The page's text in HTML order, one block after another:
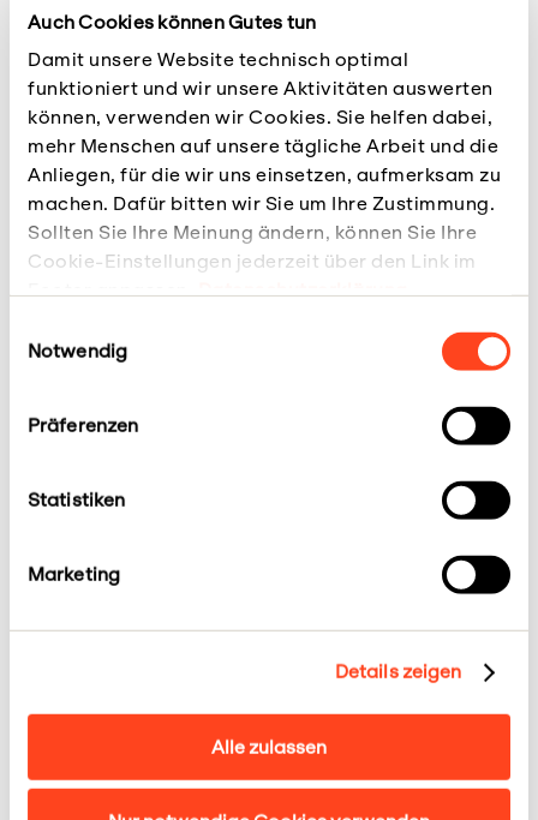
Auch Cookies können Gutes tun
Damit unsere Website technisch optimal
funktioniert und wir unsere Aktivitäten auswerten
können, verwenden wir Cookies. Sie helfen dabei,
mehr Menschen auf unsere tägliche Arbeit und die
Anliegen, für die wir uns einsetzen, aufmerksam zu
machen. Dafür bitten wir Sie um Ihre Zustimmung.
Sollten Sie Ihre Meinung ändern, können Sie Ihre
Cookie-Einstellungen jederzeit über den Link im
Notwendig
Präferenzen
Statistiken
Marketing
Details zeigen
Alle zulassen
Gelegenheitsarbeiter*innen
organisieren sich
In diesem Film sprechen Gelegenheitsarbeiterinnen
persönliche Schutzausrüstung mit anderen zu
bekommen. Die Arbeiterinnen erzählen, wie sie sich
für ihr Recht auf einen festen Arbeitsplatz zu
kämpfen.